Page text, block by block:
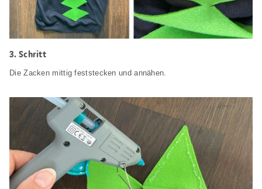
3. Schritt
Die Zacken mittig feststecken und annähen.